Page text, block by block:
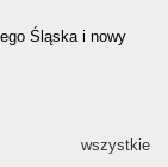
Śląska i nowy
wszystkie